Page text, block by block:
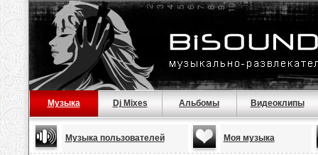
Музыка Dj Mixes Альбомы Видеоклипы
Музыка пользователей Моя музыка